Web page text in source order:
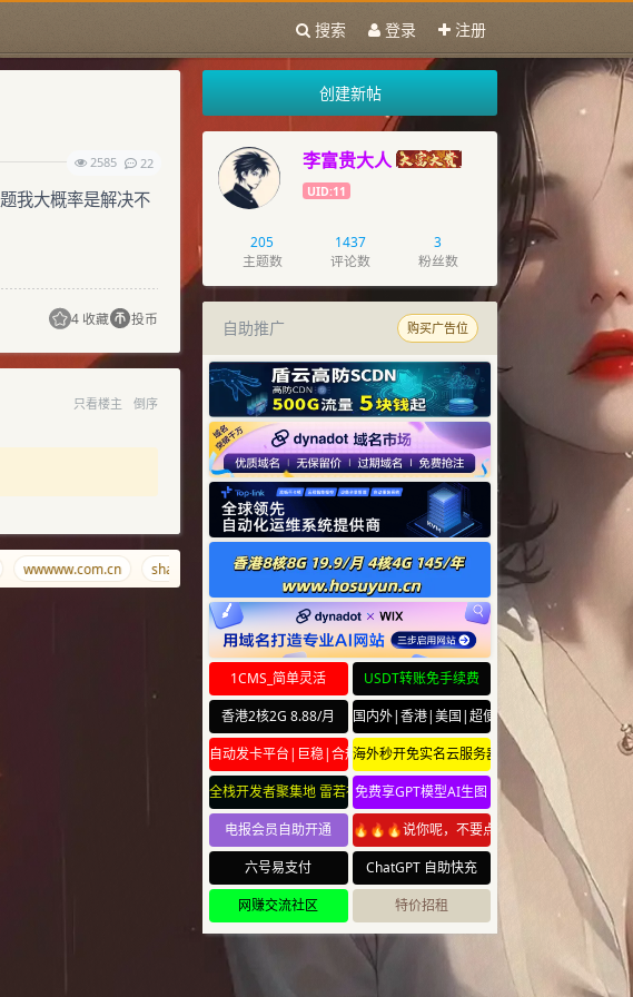
搜索 登录 注册
2585
22
我大概率是解决不
4 收藏 投币
只看楼主 倒序
wwwww.com.cn shabi.net qu.pw www.pm 347.cn aishabi.com ciyuan.gay
创建新帖
李富贵大人
UID:11
205
主题数
1437
评论数
3
粉丝数
自助推广 购买广告位
1CMS_简单灵活
USDT转账免手续费
香港2核2G 8.88/月
国内外|香港|美国|超便宜云服务器
自动发卡平台|巨稳|合规海外秒开免实名云服务器
全栈开发者聚集地 雷若社区 leiruo.com
免费享GPT模型AI生图
电报会员自助开通
🔥🔥🔥说你呢，不要点🔥🔥🔥
六号易支付
ChatGPT 自助快充
网赚交流社区
特价招租